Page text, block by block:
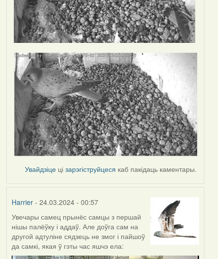
Увайдзіце цізарэгіструйцеся каб пакідаць каментары.
Harrier- 24.03.2024 - 00:57
Увечары самец прынёс самцы з першай
нішы палёўку і аддаў. Але доўга сам на
другой адтуліне сядзець не змог і пайшоў
да самкі, якая ў гэты час яшчэ ела: